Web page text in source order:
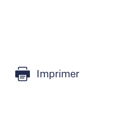
Imprimer